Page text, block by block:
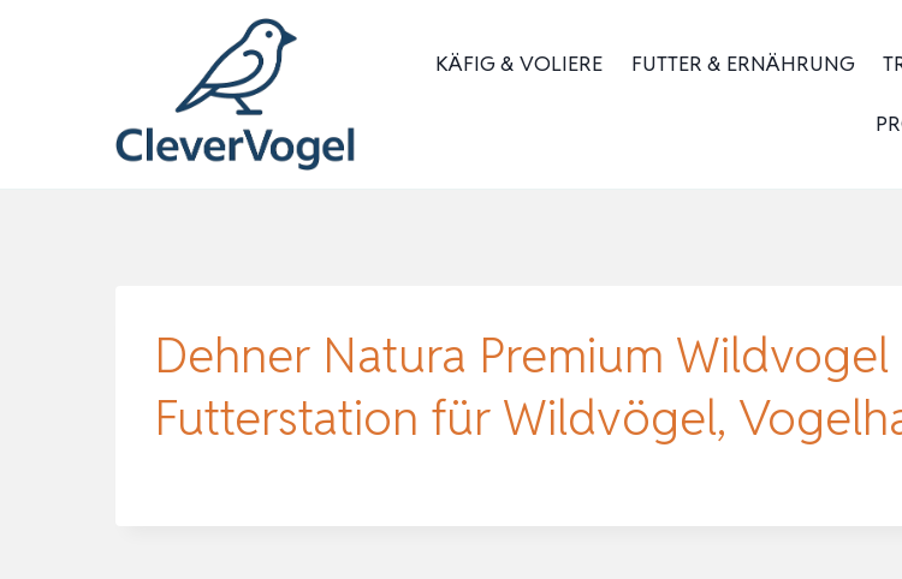
KÄFIG & VOLIERE FUTTER & ERNÄHRUNG
Dehner Natura Premium
Futterstation für Wildvögel,